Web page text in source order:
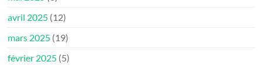
avril 2025 (12)
mars 2025 (19)
février 2025 (5)